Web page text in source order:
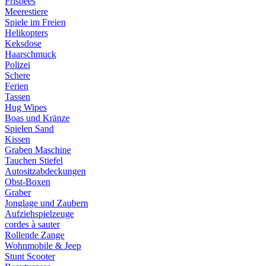
Meerestiere
Spiele im Freien
Helikopters
Keksdose
Haarschmuck
Polizei
Schere
Ferien
Tassen
Hug Wipes
Boas und Kränze
Spielen Sand
Kissen
Graben Maschine
Tauchen Stiefel
Autositzabdeckungen
Obst-Boxen
Graber
Jonglage und Zaubern
Aufziehspielzeuge
cordes à sauter
Rollende Zange
Wohnmobile & Jeep
Stunt Scooter